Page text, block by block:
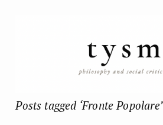
Posts tagged ‘Fronte Popolare’